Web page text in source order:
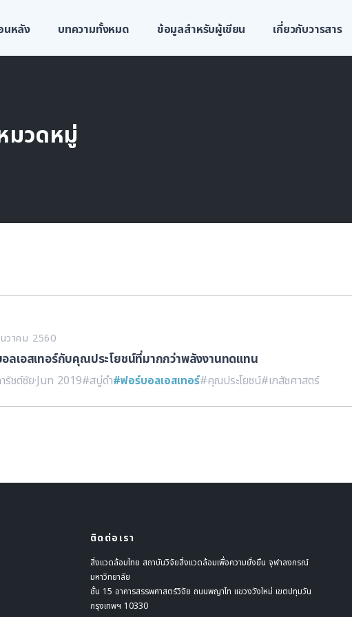
นหลัง บทความทั้งหมด ข้อมูลสำหรับผู้เขียน เกี่ยวกับวารสาร
มวดหมู่
วาคม 2560
ลเอสเทอร์กับคุณประโยชน์ที่มากกว่าพลังงานทดแทน
ชต์ชัย·Jun 2019#สบู่ดำ#ฟอร์บอลเอสเทอร์#คุณประโยชน์#เภสัชศาสตร์
ติดต่อเรา
สิ่งแวดล้อมไทย สถาบันวิจัยสิ่งแวดล้อมเพื่อความยั่งยืน จุฬาลงกรณ์
มหาวิทยาลัย
ชั้น 15 อาคารสรรพศาสตร์วิจัย ถนนพญาไท แขวงวังใหม่ เขตปทุมวัน
กรุงเทพฯ 10330